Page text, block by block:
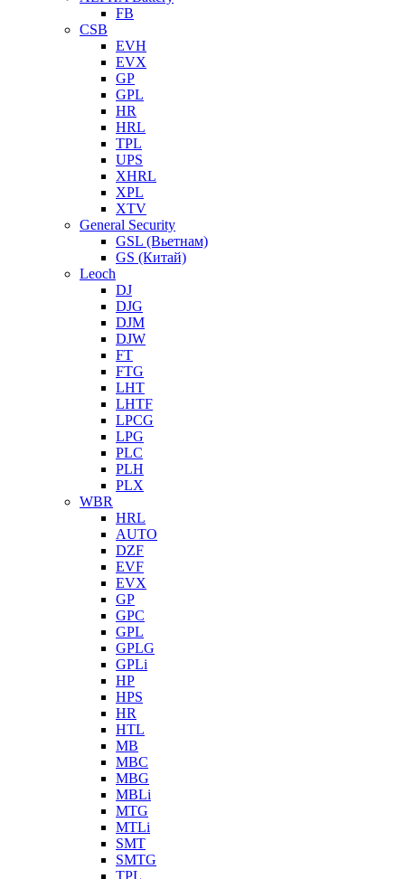
FB
CSB
EVH
EVX
GP
GPL
HR
HRL
TPL
UPS
XHRL
XPL
XTV
General Security
GSL (Вьетнам)
GS (Китай)
Leoch
DJ
DJG
DJM
DJW
FT
FTG
LHT
LHTF
LPCG
LPG
PLC
PLH
PLX
WBR
HRL
AUTO
DZF
EVF
EVX
GP
GPC
GPL
GPLG
GPLi
HP
HPS
HR
HTL
MB
MBC
MBG
MBLi
MTG
MTLi
SMT
SMTG
TPL